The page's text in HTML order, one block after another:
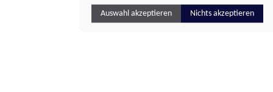
Auswahl akzeptieren Nichts akzeptieren